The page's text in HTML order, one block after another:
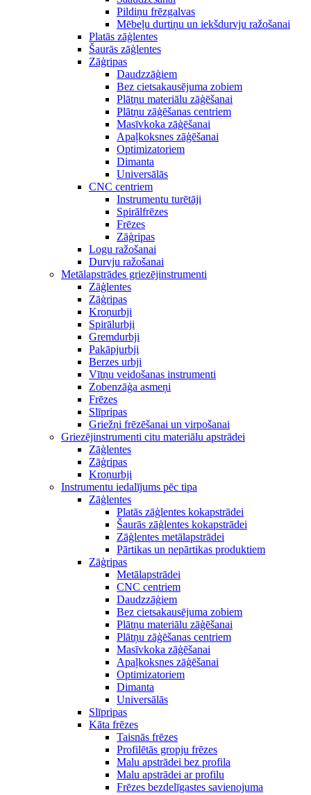
Pildiņu frēzgalvas
Mēbeļu durtiņu un iekšdurvju ražošanai
Platās zāģlentes
Šaurās zāģlentes
Zāģripas
Daudzzāģiem
Bez cietsakausējuma zobiem
Plātņu materiālu zāģēšanai
Plātņu zāģēšanas centriem
Masīvkoka zāģēšanai
Apaļkoksnes zāģēšanai
Optimizatoriem
Dimanta
Universālās
CNC centriem
Instrumentu turētāji
Spirālfrēzes
Frēzes
Zāģripas
Logu ražošanai
Durvju ražošanai
Metālapstrādes griezējinstrumenti
Zāģlentes
Zāģripas
Kroņurbji
Spirālurbji
Gremdurbji
Pakāpjurbji
Berzes urbji
Vītņu veidošanas instrumenti
Zobenzāģa asmeņi
Frēzes
Slīpripas
Griežņi frēzēšanai un virpošanai
Griezējinstrumenti citu materiālu apstrādei
Zāģlentes
Zāģripas
Kroņurbji
Instrumentu iedalījums pēc tipa
Zāģlentes
Platās zāģlentes kokapstrādei
Šaurās zāģlentes kokapstrādei
Zāģlentes metālapstrādei
Pārtikas un nepārtikas produktiem
Zāģripas
Metālapstrādei
CNC centriem
Daudzzāģiem
Bez cietsakausējuma zobiem
Plātņu materiālu zāģēšanai
Plātņu zāģēšanas centriem
Masīvkoka zāģēšanai
Apaļkoksnes zāģēšanai
Optimizatoriem
Dimanta
Universālās
Slīpripas
Kāta frēzes
Taisnās frēzes
Profilētās gropju frēzes
Malu apstrādei bez profila
Malu apstrādei ar profilu
Frēzes bezdelīgastes savienojuma